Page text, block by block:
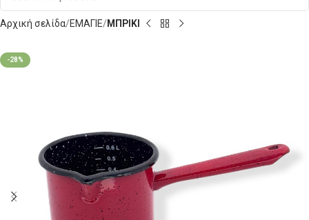
Αρχική σελίδα ΕΜΑΓΙΕ ΜΠΡΙΚΙ
-28%